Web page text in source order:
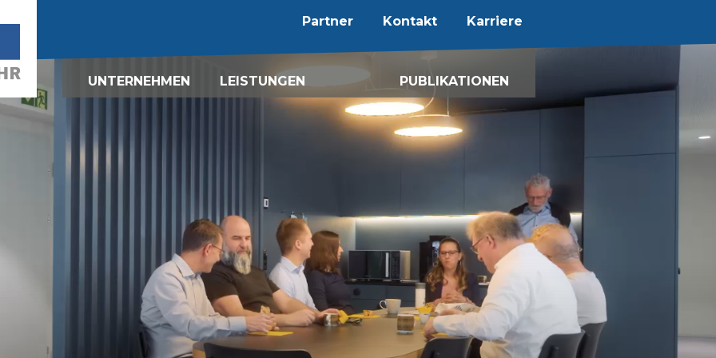
Kontakt Karriere
Partner Kontakt Karriere
UNTERNEHMEN
Fachteam
Karriere
LEISTUNGEN
Grenzüberschreitende
Steuerberatung
KMU-Beratung
Rechtsberatung
Rechnungswesen
PUBLIKATIONEN
News
Fachspezifische
Informationen